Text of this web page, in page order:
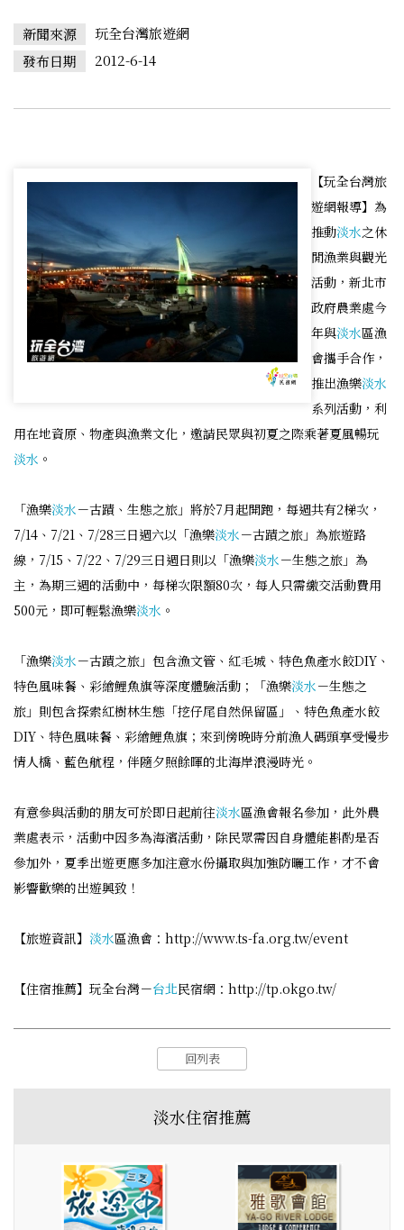
新聞來源
玩全台灣旅遊網
發布日期
2012-6-14
【玩全台灣旅
遊網報導】為
推動淡水之休
閒漁業與觀光
活動，新北市
政府農業處今
年與淡水區漁
會攜手合作，
推出漁樂淡水
系列活動，利
用在地資原、物產與漁業文化，邀請民眾與初夏之際乘著夏風暢玩
淡水 。
「漁樂淡水－古蹟、生態之旅」將於7月起開跑，每週共有2梯次，
7/14、7/21、7/28三日週六以「漁樂淡水－古蹟之旅」為旅遊路
線，7/15、7/22、7/29三日週日則以「漁樂淡水－生態之旅」為
主，為期三週的活動中，每梯次限額80次，每人只需繳交活動費用
500元，即可輕鬆漁樂淡水 。
「漁樂淡水－古蹟之旅」包含漁文管、紅毛城、特色魚產水餃DIY、
特色風味餐、彩繪鯉魚旗等深度體驗活動；「漁樂淡水－生態之
旅」則包含探索紅樹林生態「挖仔尾自然保留區」、特色魚產水餃
DIY、特色風味餐、彩繪鯉魚旗；來到傍晚時分前漁人碼頭享受慢步
情人橋、藍色航程，伴隨夕照餘暉的北海岸浪漫時光。
有意參與活動的朋友可於即日起前往淡水區漁會報名參加，此外農
業處表示，活動中因多為海濱活動，除民眾需因自身體能斟酌是否
參加外，夏季出遊更應多加注意水份攝取與加強防曬工作，才不會
影響歡樂的出遊興致！
【旅遊資訊】 淡水區漁會：http://www.ts-fa.org.tw/event
【住宿推薦】玩全台灣－台北民宿網：http://tp.okgo.tw/
回列表
淡水住宿推薦